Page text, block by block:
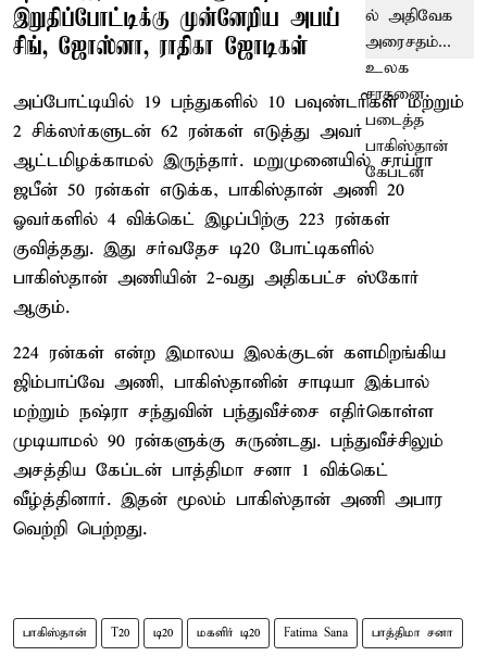
இறுதிப்போட்டிக்கு முன்னேறிய அபய்
சிங், ஜோஸ்னா, ராதிகா ஜோடிகள்
அப்போட்டியில் 19 பந்துகளில் 10 பவுண்டரிகள் மற்றும்
2 சிக்ஸர்களுடன் 62 ரன்கள் எடுத்து அவர்
ஆட்டமிழக்காமல் இருந்தார். மறுமுனையில் சாய்ரா
ஜபீன் 50 ரன்கள் எடுக்க, பாகிஸ்தான் அணி 20
ஓவர்களில் 4 விக்கெட் இழப்பிற்கு 223 ரன்கள்
குவித்தது. இது சர்வதேச டி20 போட்டிகளில்
பாகிஸ்தான் அணியின் 2-வது அதிகபட்ச ஸ்கோர்
ஆகும்.
224 ரன்கள் என்ற இமாலய இலக்குடன் களமிறங்கிய
ஜிம்பாப்வே அணி, பாகிஸ்தானின் சாடியா இக்பால்
மற்றும் நஷ்ரா சந்துவின் பந்துவீச்சை எதிர்கொள்ள
முடியாமல் 90 ரன்களுக்கு சுருண்டது. பந்துவீச்சிலும்
அசத்திய கேப்டன் பாத்திமா சனா 1 விக்கெட்
வீழ்த்தினார். இதன் மூலம் பாகிஸ்தான் அணி அபார
வெற்றி பெற்றது.
பாகிஸ்தான் T20 டி20 மகளிர் டி20 Fatima Sana பாத்திமா சனா